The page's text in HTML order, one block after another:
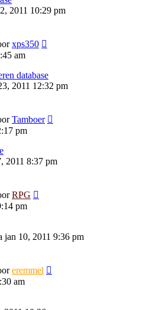
2011 10:29 pm
xps350
am
database
2011 12:32 pm
Tamboer
pm
2011 8:37 pm
RPG
pm
jan 10, 2011 9:36 pm
eremmel
am